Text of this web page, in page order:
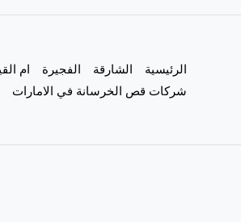
الرئيسية الشارقة الفجيرة ام
شركات قص الخرسانة في الامارات